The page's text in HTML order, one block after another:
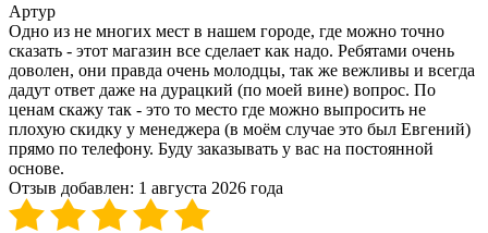
Артур
Одно из не многих мест в нашем городе, где можно точно
сказать - этот магазин все сделает как надо. Ребятами очень
доволен, они правда очень молодцы, так же вежливы и всегда
дадут ответ даже на дурацкий (по моей вине) вопрос. По
ценам скажу так - это то место где можно выпросить не
плохую скидку у менеджера (в моём случае это был Евгений)
прямо по телефону. Буду заказывать у вас на постоянной
основе.
Отзыв добавлен: 1 августа 2026 года